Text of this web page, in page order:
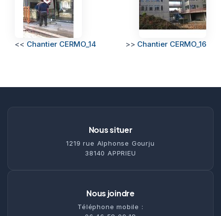
<< Chantier CERMO_14 >> Chantier CERMO_16
Nous situer
1219 rue Alphonse Gourju
38140 APPRIEU
Nous joindre
Téléphone mobile :